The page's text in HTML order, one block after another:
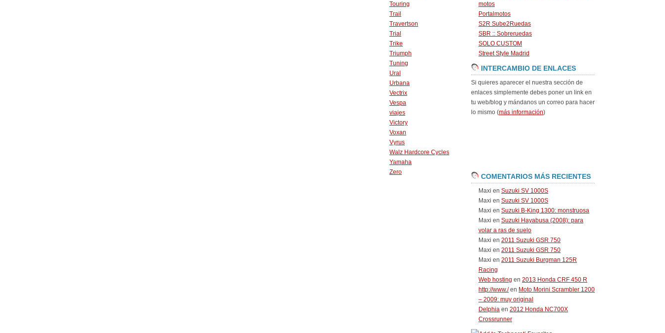
Touring
Trail
Travertson
Trial
Trike
Triumph
Tuning
Ural
Urbana
Vectrix
Vespa
viajes
Victory
Voxan
Vyrus
Walz Hardcore Cycles
Yamaha
Zero
motos
Portalmotos
S2R Sube2Ruedas
SBR :: Sobreruedas
SOLO CUSTOM
Street Style Madrid
INTERCAMBIO DE ENLACES
Si quieres aparecer el nuestra sección de
enlaces simplemente debes poner un link en
tu web/blog y mándanos un correo para hacer
lo mismo (más información)
COMENTARIOS MÁS RECIENTES
Maxi en Suzuki SV 1000S
Maxi en Suzuki SV 1000S
Maxi en Suzuki B-King 1300: monstruosa
Maxi en Suzuki Hayabusa (2008): para
volar a ras de suelo
Maxi en 2011 Suzuki GSR 750
Maxi en 2011 Suzuki GSR 750
Maxi en 2011 Suzuki Burgman 125R
Racing
Web hosting en 2013 Honda CRF 450 R
http://www./en Moto Morini Scrambler 1200
– 2009: muy original
Delphia en 2012 Honda NC700X
Crossrunner